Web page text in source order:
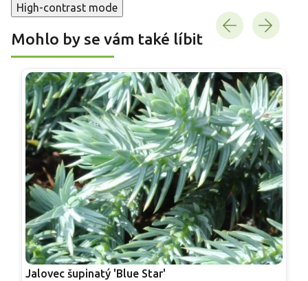
High-contrast mode
Mohlo by se vám také líbit
Jalovec šupinatý 'Blue Star'